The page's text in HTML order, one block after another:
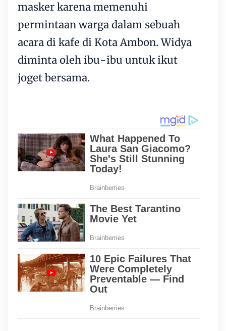
masker karena memenuhi
permintaan warga dalam sebuah
acara di kafe di Kota Ambon. Widya
diminta oleh ibu-ibu untuk ikut
joget bersama.